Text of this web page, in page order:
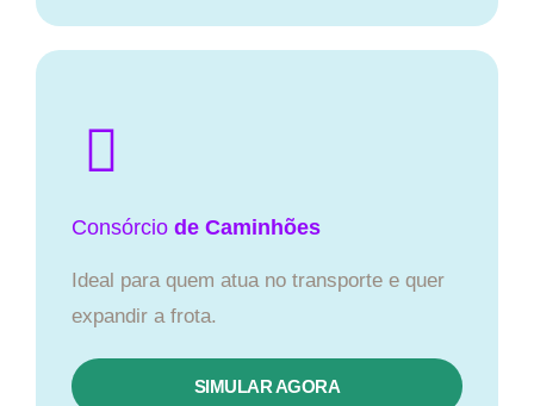
Consórcio de Caminhões
Ideal para quem atua no transporte e quer
expandir a frota.
SIMULAR AGORA